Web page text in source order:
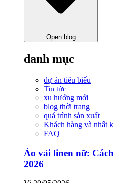
Open blog
danh mục
dự án tiêu biểu
Tin tức
xu hướng mới
blog thời trang
quá trình sản xuất
Khách hàng và nhất
FAQ
Áo vải linen nữ:
2026